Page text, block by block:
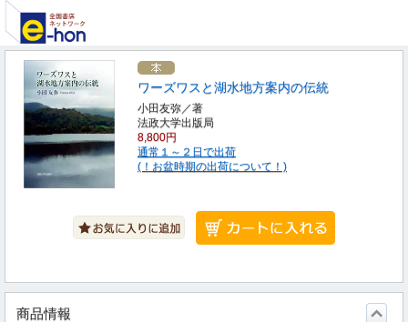
ワーズワスと湖水地方案内の伝統
小田友弥／著
法政大学出版局
8,800円
通常１～２日で出荷
(！お盆時期の出荷について！)
商品情報